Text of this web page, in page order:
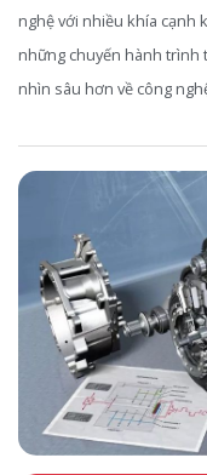
nghệ với nhiều khía cạnh
những chuyến hành trình
nhìn sâu hơn về công